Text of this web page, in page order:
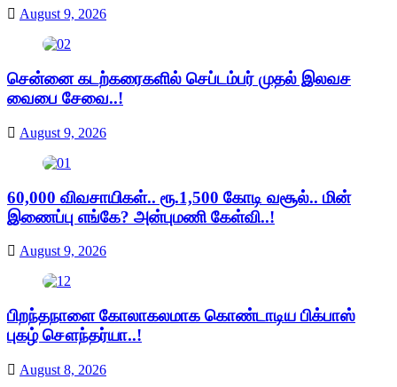
August 9, 2026
சென்னை கடற்கரைகளில் செப்டம்பர் முதல் இலவச
வைபை சேவை..!
August 9, 2026
60,000 விவசாயிகள்.. ரூ.1,500 கோடி வசூல்.. மின்
இணைப்பு எங்கே? அன்புமணி கேள்வி..!
August 9, 2026
பிறந்தநாளை கோலாகலமாக கொண்டாடிய பிக்பாஸ்
புகழ் சௌந்தர்யா..!
August 8, 2026